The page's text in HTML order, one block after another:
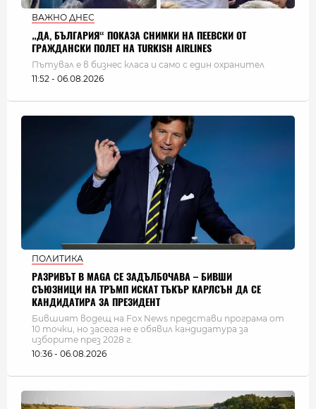
ВАЖНО ДНЕС
„ДА, БЪЛГАРИЯ“ ПОКАЗА СНИМКИ НА ПЕЕВСКИ ОТ
ГРАЖДАНСКИ ПОЛЕТ НА TURKISH AIRLINES
Пътувал е в бизнес класа и само с един охранител
11:52 - 06.08.2026
ПОЛИТИКА
РАЗРИВЪТ В MAGA СЕ ЗАДЪЛБОЧАВА – БИВШИ
СЪЮЗНИЦИ НА ТРЪМП ИСКАТ ТЪКЪР КАРЛСЪН ДА СЕ
КАНДИДАТИРА ЗА ПРЕЗИДЕНТ
Бившият водещ на Fox News представи програма от
10 точки, но засега не е обявил кандидатура за
изборите през 2028 г.
10:36 - 06.08.2026